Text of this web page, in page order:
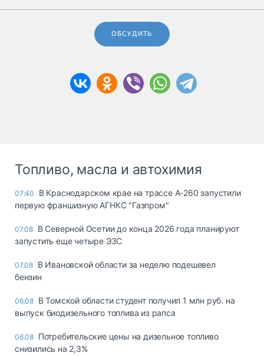
ОБСУДИТЬ
Топливо, масла и автохимия
07:40
В Краснодарском крае на трассе А-260 запустили
первую франшизную АГНКС "Газпром"
07.08 В Северной Осетии до конца 2026 года планируют
запустить еще четыре ЭЗС
07.08 В Ивановской области за неделю подешевел
бензин
06.08 В Томской области студент получил 1 млн руб. на
выпуск биодизельного топлива из рапса
06.08 Потребительские цены на дизельное топливо
снизились на 2,3%